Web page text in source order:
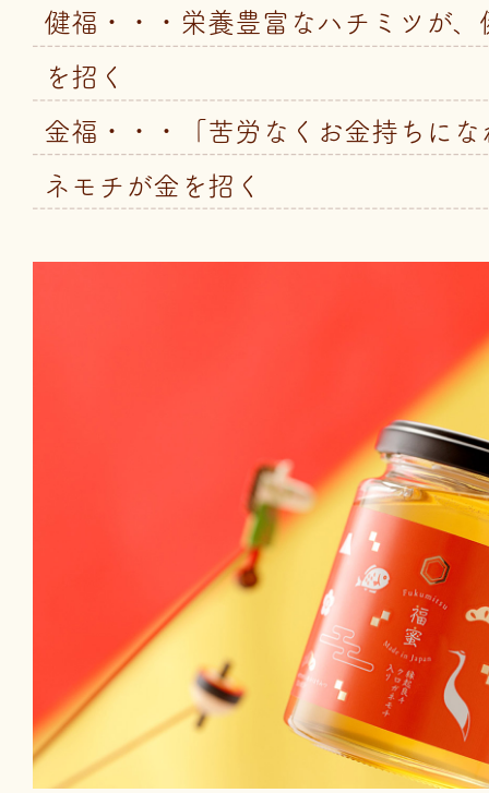
健福・・・栄養豊富なハチミツが、
を招く
金福・・・「苦労なくお金持ちに
ネモチが金を招く